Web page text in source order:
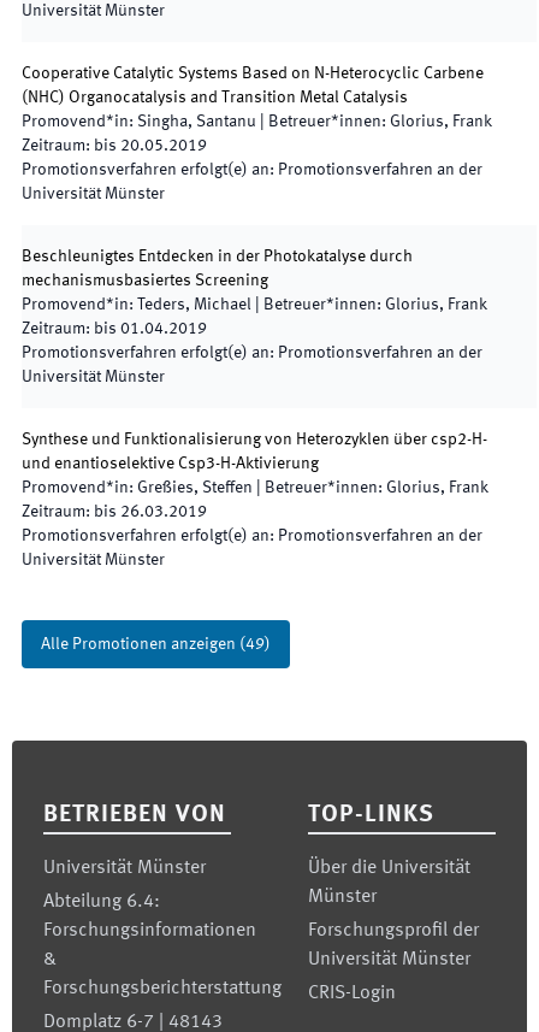
Universität Münster
Cooperative Catalytic Systems Based on N-Heterocyclic Carbene
(NHC) Organocatalysis and Transition Metal Catalysis
Promovend*in: Singha, Santanu Betreuer*innen: Glorius, Frank
Zeitraum: bis 20.05.2019
Promotionsverfahren erfolgt(e) an: Promotionsverfahren an der
Universität Münster
Beschleunigtes Entdecken in der Photokatalyse durch
mechanismusbasiertes Screening
Promovend*in: Teders, Michael Betreuer*innen: Glorius, Frank
Zeitraum: bis 01.04.2019
Promotionsverfahren erfolgt(e) an: Promotionsverfahren an der
Universität Münster
Synthese und Funktionalisierung von Heterozyklen über csp2-H-
und enantioselektive Csp3-H-Aktivierung
Promovend*in: Greßies, Steffen Betreuer*innen: Glorius, Frank
Zeitraum: bis 26.03.2019
Promotionsverfahren erfolgt(e) an: Promotionsverfahren an der
Universität Münster
Alle Promotionen anzeigen (49)
BETRIEBEN VON
Universität Münster
Abteilung 6.4:
Forschungsinformationen
&
Forschungsberichterstattung
Domplatz 6-7 | 48143
TOP-LINKS
Über die Universität
Münster
Forschungsprofil der
Universität Münster
CRIS-Login